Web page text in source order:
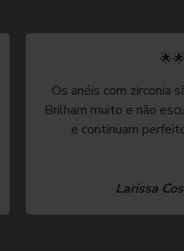
Os anéis com zirconia
Brilham muito e não
e continuam
Larissa